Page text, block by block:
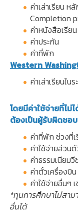
ค่าเล่าเรียน
Completion
ค่าหนังสือเรียน
ค่าประกัน
ค่าที่พัก
Western
ค่าเล่าเรียนใ
โดยมีค่าใช้จ่ายที่ไ
ต้องเป็นผู้รับผิดชอ
ค่าที่พัก ช่วงที่
ค่าใช้จ่ายส่วนตั
ค่าธรรมเนียมวี
ค่าตั๋วเครื่องบิ
ค่าใช้จ่ายอื่นๆ
*ทุนการศึกษาไม่สา
อื่นได้